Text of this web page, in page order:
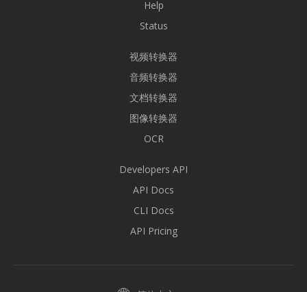
Help
Status
视频转换器
音频转换器
文档转换器
图像转换器
OCR
Developers API
API Docs
CLI Docs
API Pricing